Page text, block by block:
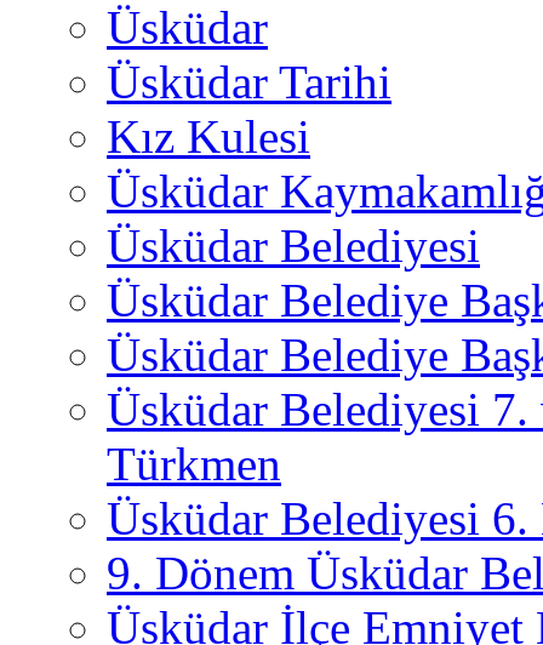
Üsküdar
Üsküdar Tarihi
Kız Kulesi
Üsküdar
Üsküdar Belediyesi
Üsküdar Belediye
Üsküdar Belediye
Üsküdar Belediyesi
Türkmen
Üsküdar Belediyesi 6.
9. Dönem Üsküdar
Üsküdar İlçe